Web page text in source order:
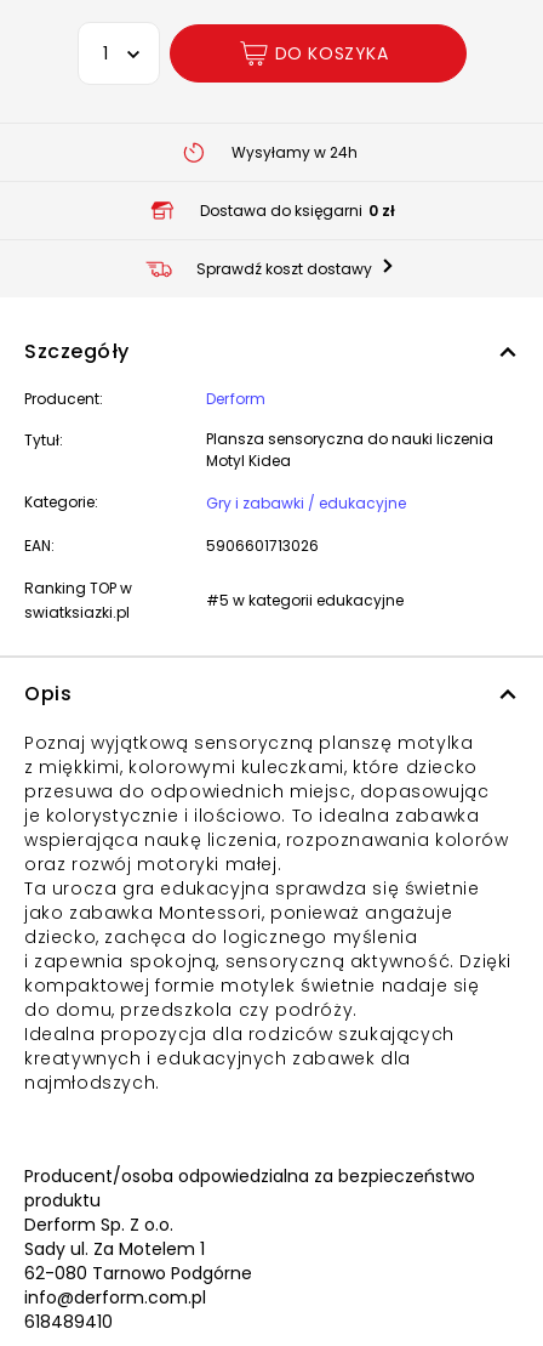
Wybierz opcję
DO KOSZYKA
Wysyłamy w 24h
Dostawa do księgarni 0 zł
Sprawdź koszt dostawy
Szczegóły
Producent:
Derform
Tytuł:
Plansza sensoryczna do nauki liczenia
Motyl Kidea
Kategorie:
Gry i zabawki / edukacyjne
EAN: 5906601713026
Ranking TOP w
swiatksiazki.pl
#5 w kategorii edukacyjne
Opis
Poznaj wyjątkową sensoryczną planszę motylka
z miękkimi, kolorowymi kuleczkami, które dziecko
przesuwa do odpowiednich miejsc, dopasowując
je kolorystycznie i ilościowo. To idealna zabawka
wspierająca naukę liczenia, rozpoznawania kolorów
oraz rozwój motoryki małej.
Ta urocza gra edukacyjna sprawdza się świetnie
jako zabawka Montessori, ponieważ angażuje
dziecko, zachęca do logicznego myślenia
i zapewnia spokojną, sensoryczną aktywność. Dzięki
kompaktowej formie motylek świetnie nadaje się
do domu, przedszkola czy podróży.
Idealna propozycja dla rodziców szukających
kreatywnych i edukacyjnych zabawek dla
najmłodszych.
Producent/osoba odpowiedzialna za bezpieczeństwo
produktu
Derform Sp. Z o.o.
Sady ul. Za Motelem 1
62-080 Tarnowo Podgórne
info@derform.com.pl
618489410